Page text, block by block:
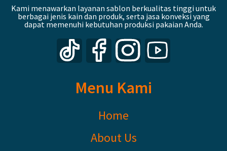
Kami menawarkan layanan sablon berkualitas tinggi untuk
berbagai jenis kain dan produk, serta jasa konveksi yang
dapat memenuhi kebutuhan produksi pakaian Anda.
Menu Kami
Home
About Us